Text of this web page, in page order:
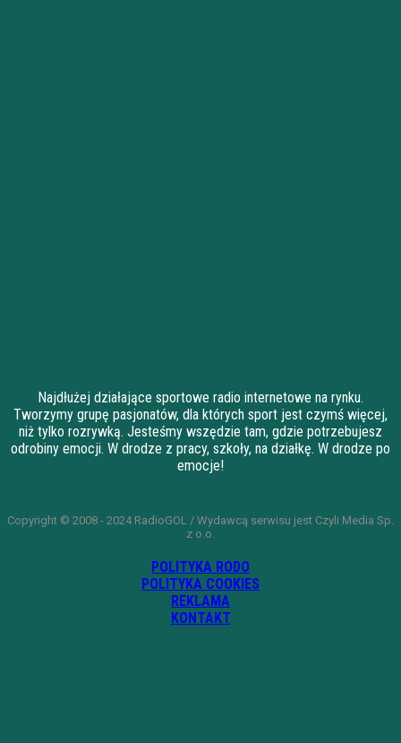
Najdłużej działające sportowe radio internetowe na rynku.
Tworzymy grupę pasjonatów, dla których sport jest czymś więcej,
niż tylko rozrywką. Jesteśmy wszędzie tam, gdzie potrzebujesz
odrobiny emocji. W drodze z pracy, szkoły, na działkę. W drodze po
emocje!
Copyright © 2008 - 2024 RadioGOL / Wydawcą serwisu jest Czyli Media Sp.
z o.o.
POLITYKA RODO
POLITYKA COOKIES
REKLAMA
KONTAKT